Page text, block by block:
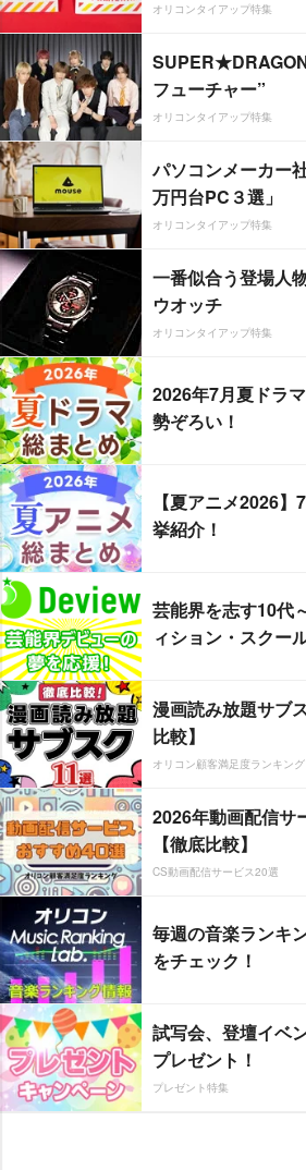
オリコンタイアップ特集
フューチャー”
オリコンタイアップ特集
パソコンメーカー
万円台PC３選」
オリコンタイアップ特集
一番似合う登場人
ウオッチ
オリコンタイアップ特集
2026年7月夏ドラ
勢ぞろい！
【夏アニメ2026
挙紹介！
芸能界を志す10
ィション・スクー
漫画読み放題サブ
比較】
オリコン顧客満足度ランキング
2026年動画配信サ
【徹底比較】
CS動画配信サービス20選
毎週の音楽ランキ
をチェック！
試写会、登壇イベ
プレゼント！
プレゼント特集